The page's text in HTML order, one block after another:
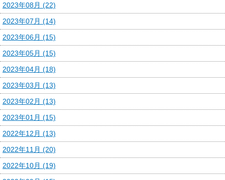
2023年08月 (22)
2023年07月 (14)
2023年06月 (15)
2023年05月 (15)
2023年04月 (18)
2023年03月 (13)
2023年02月 (13)
2023年01月 (15)
2022年12月 (13)
2022年11月 (20)
2022年10月 (19)